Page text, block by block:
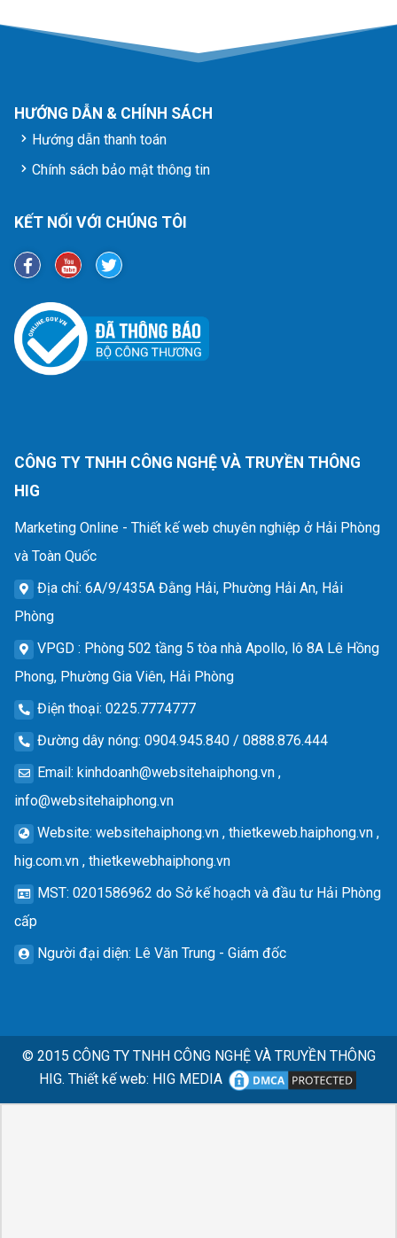
HƯỚNG DẪN & CHÍNH SÁCH
Hướng dẫn thanh toán
Chính sách bảo mật thông tin
KẾT NỐI VỚI CHÚNG TÔI
CÔNG TY TNHH CÔNG NGHỆ VÀ TRUYỀN THÔNG
HIG
Marketing Online - Thiết kế web chuyên nghiệp ở Hải Phòng
và Toàn Quốc
Địa chỉ: 6A/9/435A Đằng Hải, Phường Hải An, Hải
Phòng
VPGD : Phòng 502 tầng 5 tòa nhà Apollo, lô 8A Lê Hồng
Phong, Phường Gia Viên, Hải Phòng
Điện thoại: 0225.7774777
Đường dây nóng: 0904.945.840 / 0888.876.444
Email: kinhdoanh@websitehaiphong.vn ,
info@websitehaiphong.vn
Website: websitehaiphong.vn , thietkeweb.haiphong.vn ,
hig.com.vn , thietkewebhaiphong.vn
MST: 0201586962 do Sở kế hoạch và đầu tư Hải Phòng
cấp
Người đại diện: Lê Văn Trung - Giám đốc
© 2015 CÔNG TY TNHH CÔNG NGHỆ VÀ TRUYỀN THÔNG
HIG. Thiết kế web: HIG MEDIA